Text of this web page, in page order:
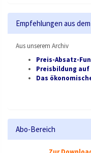
Empfehlungen aus
Aus unserem Archiv
Preis-Absatz-
Preisbildung auf
Das
Abo-Bereich